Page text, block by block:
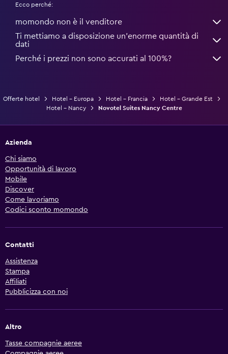
Ecco perché:
momondo non è il venditore
Ti mettiamo a disposizione un’enorme quantità di
dati
Perché i prezzi non sono accurati al 100%?
Offerte hotel Hotel - Europa Hotel - Francia
Hotel - Grande Est
Hotel - Nancy
Novotel Suites Nancy Centre
Azienda
Chi siamo
Opportunità di lavoro
Mobile
Discover
Come lavoriamo
Codici sconto momondo
Contatti
Assistenza
Stampa
Affiliati
Pubblicizza con noi
Altro
Tasse compagnie aeree